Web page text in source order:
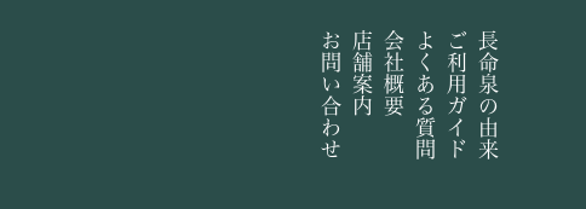
長命泉の由来
ご利用ガイド
よくある質問
会社概要
店舗案内
お問い合わせ